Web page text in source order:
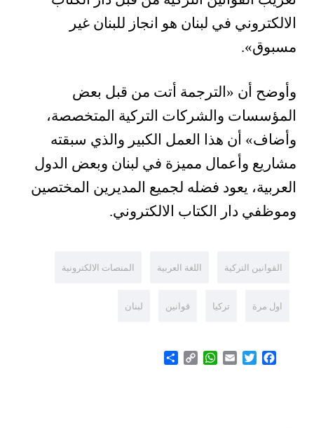
الالكتروني في لبنان هو انجاز للبنان غير
مسبوق».
وأوضح أن «الترجمة أتت من قبل بعض
المؤسسات والشركات التركية المتخصصة،
وأضاف» أن هذا العمل الكبير والذي سبقته
مشاريع وأعمال مميزة في لبنان وبعض الدول
العربية، يعود فضله لجميع المديرين المختصين
وموظفي دار الكتاب الالكتروني.
القوانين التركية اللغة العربية المنصات الالكترونية
اول مرة تركيا قوانين لبنان
Facebook
Twitter
Email
WhatsApp
Copy